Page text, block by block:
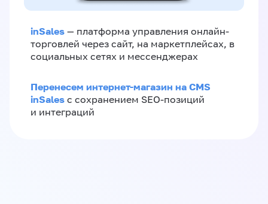
inSales — платформа управления онлайн-
торговлей через сайт, на маркетплейсах, в
социальных сетях и мессенджерах
Перенесем интернет-магазин на CMS
inSales с сохранением SEO-позиций
и интеграций